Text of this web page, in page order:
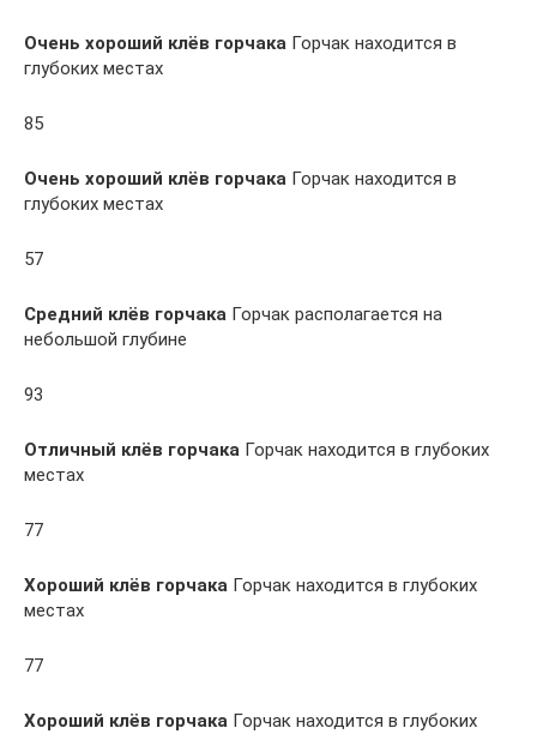
Очень хороший клёв горчака Горчак находится в
глубоких местах
85
Очень хороший клёв горчака Горчак находится в
глубоких местах
57
Средний клёв горчака Горчак располагается на
небольшой глубине
93
Отличный клёв горчака Горчак находится в глубоких
местах
77
Хороший клёв горчака Горчак находится в глубоких
местах
77
Хороший клёв горчака Горчак находится в глубоких